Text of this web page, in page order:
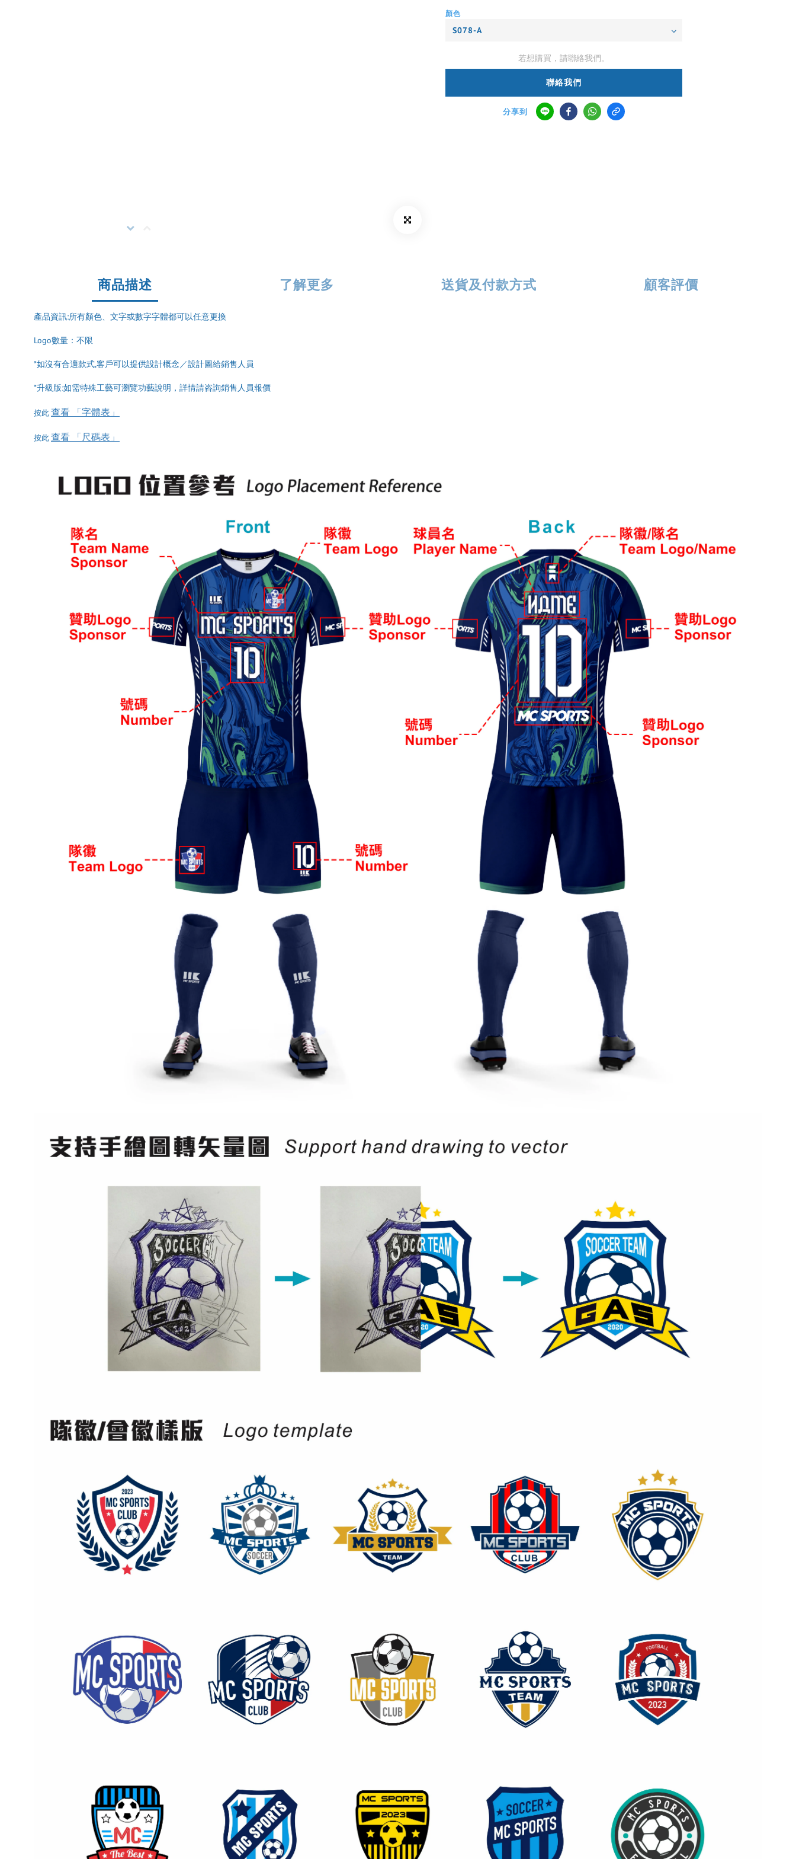
顏色
若想購買，請聯絡我們。
聯絡我們
分享到
商品描述 了解更多 送貨及付款方式 顧客評價
產品資訊:所有顏色、文字或數字字體都可以任意更換
Logo數量：不限
*如沒有合適款式,客戶可以提供設計概念／設計圖給銷售人員
*升級版:如需特殊工藝可瀏覽功藝說明，詳情請咨詢銷售人員報價
按此查看 「字體表」
按此查看 「尺碼表」